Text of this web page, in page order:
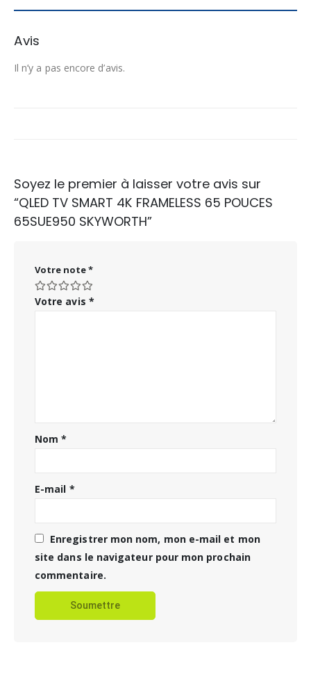
Avis
Il n’y a pas encore d’avis.
Soyez le premier à laisser votre avis sur
“QLED TV SMART 4K FRAMELESS 65 POUCES
65SUE950 SKYWORTH”
Votre note*
Votre avis *
Nom*
E-mail *
Enregistrer mon nom, mon e-mail et mon
site dans le navigateur pour mon prochain
commentaire.